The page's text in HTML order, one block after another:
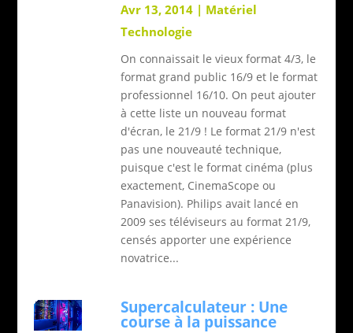
Avr 13, 2014 | Matériel
Technologie
On connaissait le vieux format 4/3, le
format grand public 16/9 et le format
professionnel 16/10. On peut ajouter
à cette liste un nouveau format
d'écran, le 21/9 ! Le format 21/9 n'est
pas une nouveauté technique,
puisque c'est le format cinéma (plus
exactement, CinemaScope ou
Panavision). Philips avait lancé en
2009 ses téléviseurs au format 21/9,
censés apporter une expérience
novatrice...
Supercalculateur : Une
course à la puissance